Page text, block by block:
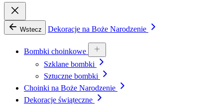
Wstecz Dekoracje na Boże Narodzenie
Bombki choinkowe
Szklane bombki
Sztuczne bombki
Choinki na Boże Narodzenie
Dekoracje świąteczne